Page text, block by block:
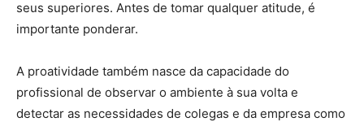
seus superiores. Antes de tomar qualquer atitude, é
importante ponderar.
A proatividade também nasce da capacidade do
profissional de observar o ambiente à sua volta e
detectar as necessidades de colegas e da empresa como